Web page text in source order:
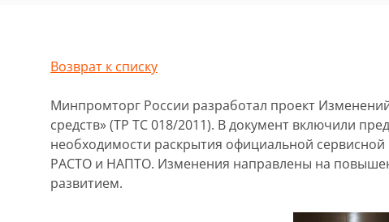
Возврат к списку
Минпромторг России разработал проект
средств» (ТР ТС 018/2011). В документ включили
необходимости раскрытия официальной
РАСТО и НАПТО. Изменения направлены на
развитием.